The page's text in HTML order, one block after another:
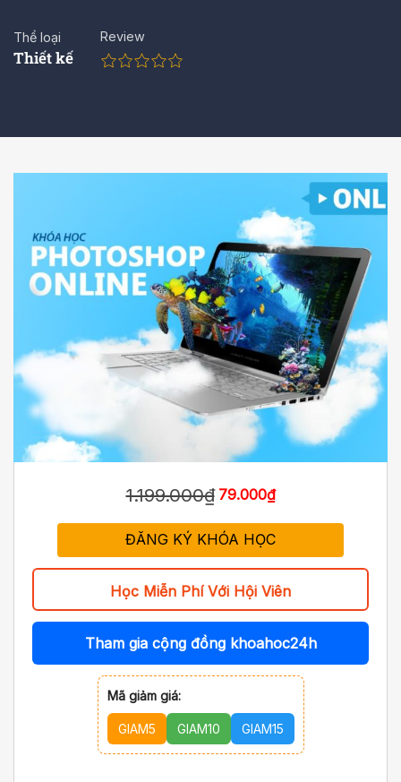
Thể loại
Thiết kế
Review
1.199.000₫ 79.000₫
ĐĂNG KÝ KHÓA HỌC
Học Miễn Phí Với Hội Viên
Tham gia cộng đồng khoahoc24h
Mã giảm giá:
GIAM5 GIAM10 GIAM15